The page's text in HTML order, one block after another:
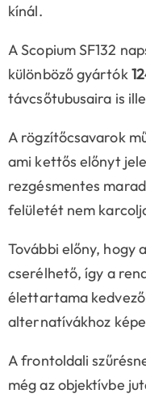
kínál.
A Scopium SF132
különböző gyártók
távcsőtubusaira is
A rögzítőcsavarok
ami kettős előnyt
rezgésmentes
felületét nem
További előny, hogy
cserélhető, így a
élettartama
alternatívákhoz
A frontoldali
még az objektívbe